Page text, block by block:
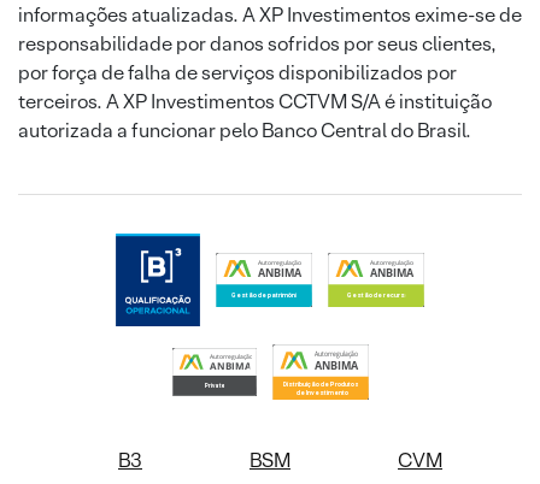
informações atualizadas. A XP Investimentos exime-se de
responsabilidade por danos sofridos por seus clientes,
por força de falha de serviços disponibilizados por
terceiros. A XP Investimentos CCTVM S/A é instituição
autorizada a funcionar pelo Banco Central do Brasil.
B3 BSM
CVM